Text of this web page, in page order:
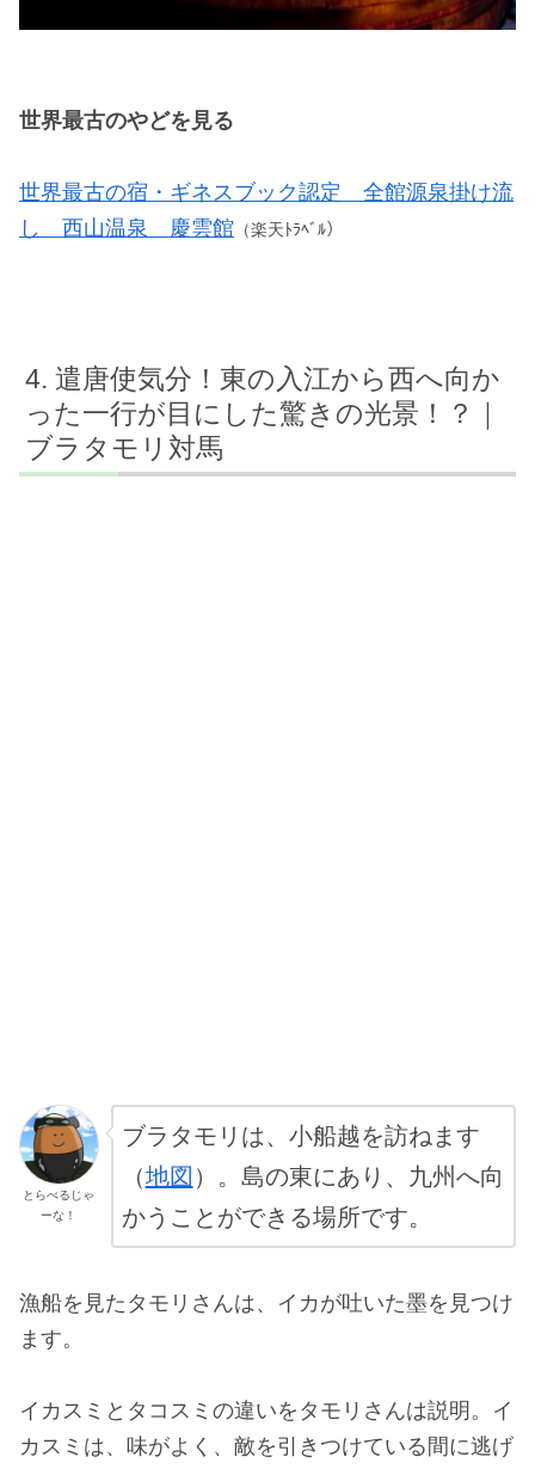
世界最古のやどを見る
世界最古の宿・ギネスブック認定 全館源泉掛け流
し 西山温泉 慶雲館 （楽天ﾄﾗﾍﾞﾙ）
遣唐使気分！東の入江から西へ向か
った一行が目にした驚きの光景！？｜
ブラタモリ対馬
とらべるじゃ
ーな！
ブラタモリは、小船越を訪ねます
（地図 ）。島の東にあり、九州へ向
かうことができる場所です。
漁船を見たタモリさんは、イカが吐いた墨を見つけ
ます。
イカスミとタコスミの違いをタモリさんは説明。イ
カスミは、味がよく、敵を引きつけている間に逃げ